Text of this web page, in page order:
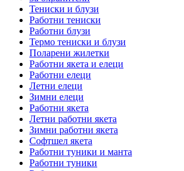
Тениски и блузи
Работни тениски
Работни блузи
Термо тениски и блузи
Поларени жилетки
Работни якета и елеци
Работни елеци
Летни елеци
Зимни елеци
Работни якета
Летни работни якета
Зимни работни якета
Софтшел якета
Работни туники и манта
Работни туники